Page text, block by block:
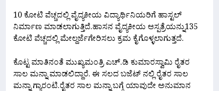
10 ಕೋಟಿ ವೆಚ್ಚದಲ್ಲಿ ವೈದ್ಯಕೀಯ ವಿದ್ಯಾರ್ಥಿನಿಯರಿಗೆ ಹಾಸ್ಟಲ್
ನಿರ್ಮಾಣ ಮಾಡಲಾಗುತ್ತಿದೆ.ಹಾಸನ ವೈದ್ಯಕೀಯ ಆಸ್ಪತ್ರೆಯನ್ನು135
ಕೋಟಿ ವೆಚ್ಚದಲ್ಲಿ ಮೇಲ್ದರ್ಜೆಗೇರಿಸಲು ಕ್ರಮ ಕೈಗೊಳ್ಳಲಾಗುತ್ತದೆ.
ಕೊಟ್ಟ ಮಾತಿನಂತೆ ಮುಖ್ಯಮಂತ್ರಿ‌ ಎಚ್.ಡಿ ಕುಮಾರಸ್ವಾಮಿ ರೈತರ
ಸಾಲ ಮನ್ನಾ ಮಾಡಲಿದ್ದಾರೆ. ಈ ಸಲದ‌ ಬಜೆಟ್ ನಲ್ಲಿ ರೈತರ ಸಾಲ‌
ಮನ್ನಾ ಗ್ಯಾರಂಟಿ.ರೈತರ ಸಾಲ ಮನ್ನಾ ಬಗ್ಗೆ ಯಾವುದೇ ಅನುಮಾನ